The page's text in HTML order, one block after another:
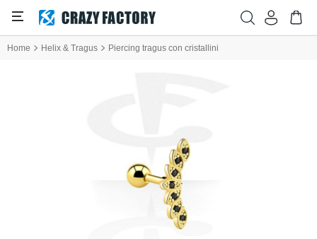
Home Helix & Tragus Piercing tragus con cristallini